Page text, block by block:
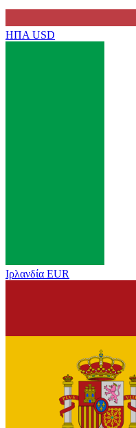
ΗΠΑ USD
Ιρλανδία EUR